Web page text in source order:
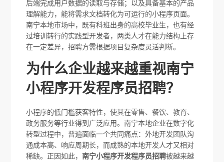
后端完成用户数据的读取与存储；以及具备基本的产品
理解能力，能将需求文档转化为可运行的小程序页面。
南宁本地市场中，既有科班出身的高校毕业生，也有经
过培训转行的实践型开发者，两类人才在能力结构上存
在一定差异，招聘方需根据项目复杂度灵活判断。
为什么企业越来越重视南宁
小程序开发程序员招聘？
小程序的低门槛获客特性，使其在零售、餐饮、教育、
政务服务等行业得到广泛应用。南宁本地企业在数字化
转型过程中，普遍面临一个共同痛点：外地开发团队沟
通成本高、响应周期长，而成熟的本地开发人才又相对
稀缺。正因如此，南宁小程序开发程序员招聘被越来越